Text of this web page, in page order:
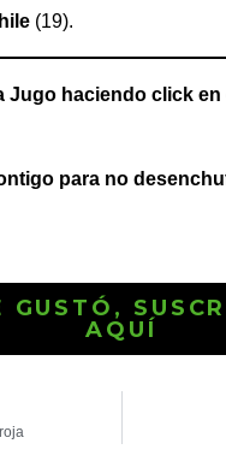
(19).
Jugo haciendo click
para no
GUSTÓ,
AQUÍ